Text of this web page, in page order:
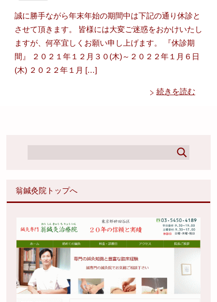
誠に勝手ながら年末年始の期間中は下記の通り休診と
させて頂きます。 皆様には大変ご迷惑をおかけいたし
ますが、何卒宜しくお願い申し上げます。 『休診期
間』 ２０２１年１２月３０(木)～２０２２年１月６日
(木) ２０２２年１月 […]
続きを読む
翁鍼灸院トップへ